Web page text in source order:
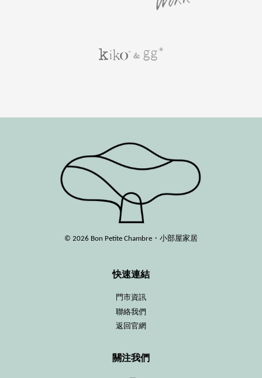
© 2026 Bon Petite Chambre・小部屋家居
快速連結
門市資訊
聯絡我們
返回官網
關注我們